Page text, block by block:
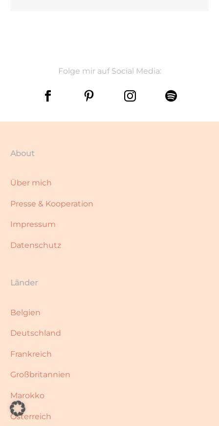
Folge mir auf Social Media:
About
Über mich
Presse & Kooperation
Impressum
Datenschutz
Länder
Belgien
Deutschland
Frankreich
Großbritannien
Marokko
Österreich